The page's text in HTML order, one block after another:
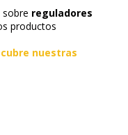
reguladores
productos
nuestras